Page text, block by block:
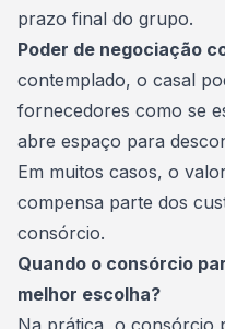
prazo final do grupo.
Poder de negociação
contemplado, o casal
fornecedores como se
abre espaço para
Em muitos casos, o
compensa parte dos
consórcio.
Quando o consórcio
melhor escolha?
Na prática, o consórcio